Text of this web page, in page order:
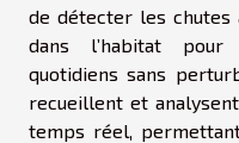
de détecter les chutes
dans l’habitat pour
quotidiens sans
recueillent et
temps réel,